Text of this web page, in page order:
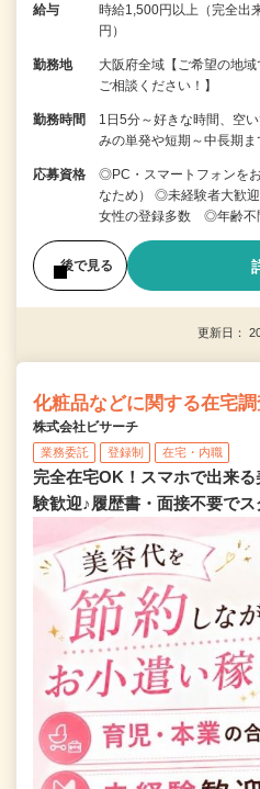
給与
時給1,500円以上（完全出
円）
勤務地
大阪府全域【ご希望の地
ご相談ください！】
勤務時間
1日5分～好きな時間、空
みの単発や短期～中長期ま
応募資格
◎PC・スマートフォンを
なため） ◎未経験者大歓
女性の登録多数 ◎年齢不
後で見る
更新日：
化粧品などに関する在宅
株式会社ビサーチ
業務委託 登録制 在宅・内職
完全在宅OK！スマホで出来
験歓迎♪履歴書・面接不要で